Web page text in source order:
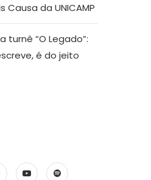
da UNICAMP
turnê “O Legado”:
é do jeito